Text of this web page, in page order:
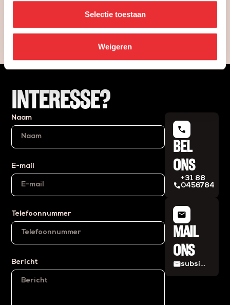
Selectie toestaan
Weigeren
Bekijk alle updates
INTERESSE?
Naam
E-mail
Telefoonnummer
Bericht
phone
BEL
ONS
phone
+31 88
0456784
mail
MAIL
ONS
mail subsidies@eiffelprojects.nl